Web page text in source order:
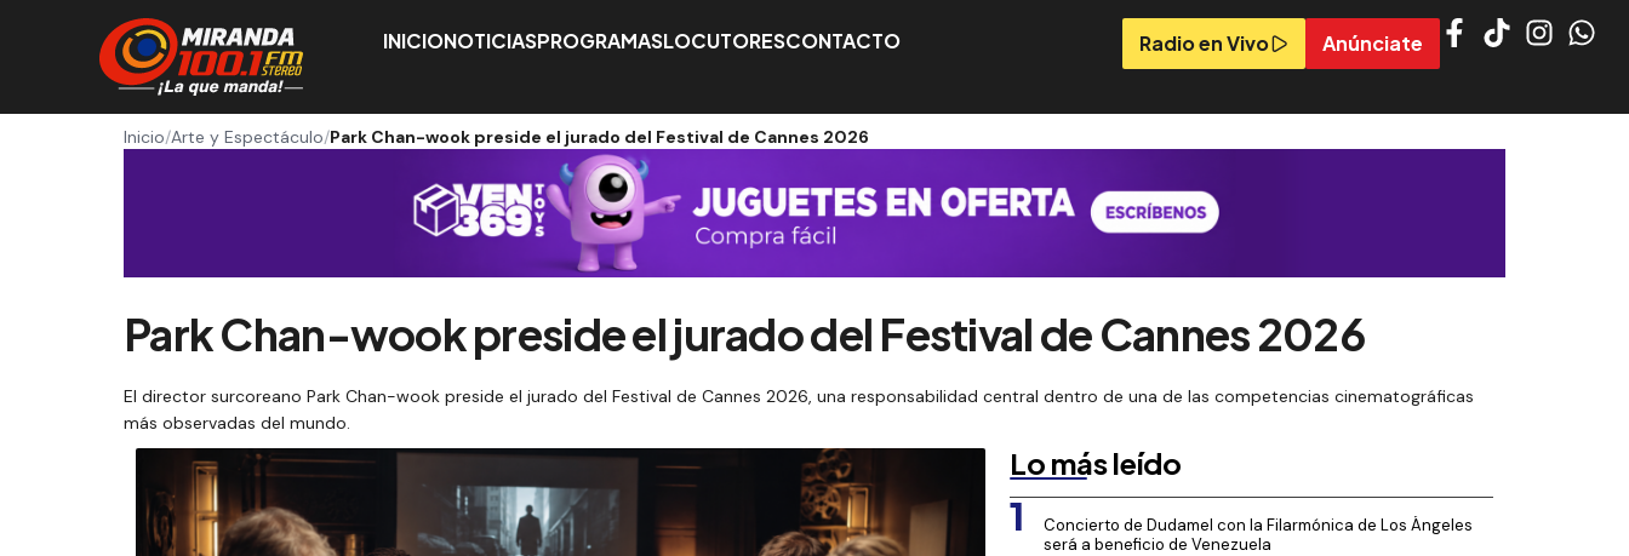
INICIONOTICIASPROGRAMASLOCUTORESCONTACTO Radio en Vivo Anúnciate
Inicio/Arte y Espectáculo/Park Chan-wook preside el jurado del Festival de Cannes 2026
Park Chan-wook preside el jurado del Festival de Cannes 2026
El director surcoreano Park Chan-wook preside el jurado del Festival de Cannes 2026, una responsabilidad central dentro de una de las competencias cinematográficas
más observadas del mundo.
Lo más leído
1
Concierto de Dudamel con la Filarmónica de Los Ángeles
será a beneficio de Venezuela